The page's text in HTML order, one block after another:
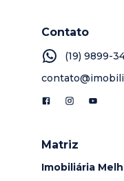
Contato
(19) 9899-
Matriz
Imobiliária